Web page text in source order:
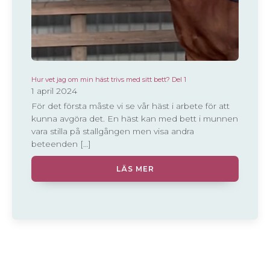
Hur vet jag om min häst trivs med sitt bett? Del 1
1 april 2024
För det första måste vi se vår häst i arbete för att
kunna avgöra det. En häst kan med bett i munnen
vara stilla på stallgången men visa andra
beteenden […]
LÄS MER